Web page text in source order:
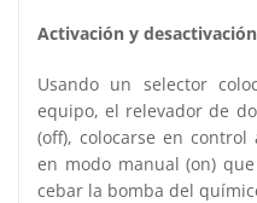
Activación y
Usando un selector
equipo, el relevador de
(off), colocarse en control
en modo manual (on)
cebar la bomba del